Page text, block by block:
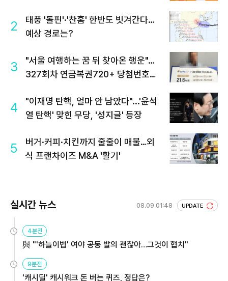
2
태풍 '돌핀'·'찬홈' 한반도 빗겨간다…
예상 경로는?
3
"서울 여행하는 꿈 뒤 찾아온 행운"…
327회차 연금복권720+ 당첨번호조
4
"이재명 탄핵, 얼마 안 남았다"...'윤석
열 탄핵' 맞힌 무당, '성지글' 등장
5
버거·커피·치킨까지 줄줄이 매물…외
식 프랜차이즈 M&A '활기'
실시간 뉴스 08.09 01:48 UPDATE
4분전
與 "'하늘이법' 여야 공동 발의 괜찮아…그것이 협치"
9분전
'캐시딜' 캐시워크 돈 버는 퀴즈, 정답은?